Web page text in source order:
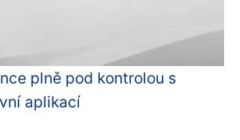
plně pod kontrolou s
aplikací